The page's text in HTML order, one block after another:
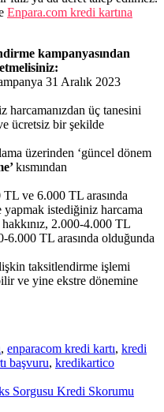
Enpara.com kredi kartına
kampanyasından
31 Aralık 2023
harcamanızdan üç tanesini
ücretsiz bir şekilde
üzerinden ‘güncel dönem
kısmından
ve 6.000 TL arasında
istediğiniz harcama
2.000-4.000 TL
6.000 TL arasında olduğunda
taksitlendirme işlemi
ve yine ekstre dönemine
, enparacom kredi kartı, kredi
başvuru, kredikartico